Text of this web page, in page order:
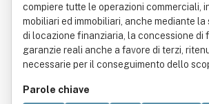
compiere tutte le operazioni commerciali,
mobiliari ed immobiliari, anche mediante
di locazione finanziaria, la concessione di
garanzie reali anche a favore di terzi,
necessarie per il conseguimento dello
Parole chiave